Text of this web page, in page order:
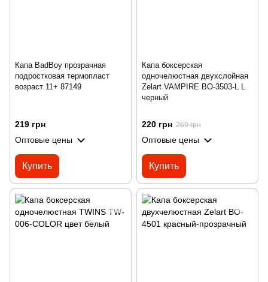
Капа BadBoy прозрачная
подростковая термопласт
возраст 11+ 87149
219 грн
Оптовые цены
Купить
Капа боксерская
одночелюстная двухслойная
Zelart VAMPIRE BO-3503-L L
черный
220 грн 269 грн
Оптовые цены
Купить